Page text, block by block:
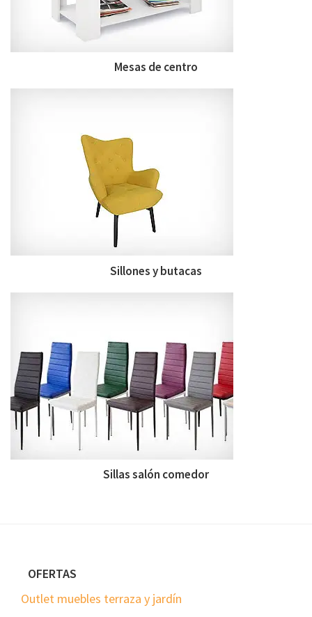
Mesas de centro
Sillones y butacas
Sillas salón comedor
FooterOFERTAS
Outlet muebles terraza y jardín